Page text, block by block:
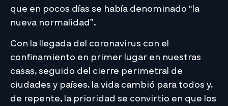
que en pocos días se había denominado “la
nueva normalidad”.
Con la llegada del coronavirus con el
confinamiento en primer lugar en nuestras
casas, seguido del cierre perimetral de
ciudades y países, la vida cambió para todos y,
de repente, la prioridad se convirtio en que los